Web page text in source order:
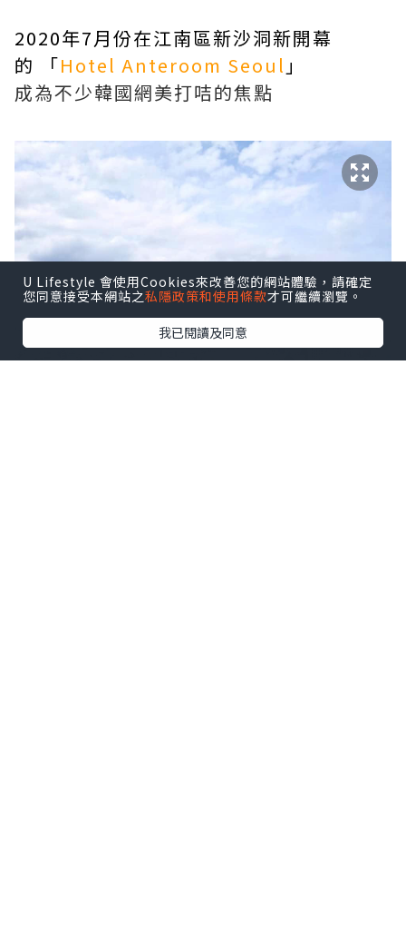
2020年7月份在江南區新沙洞新開幕
的 「Hotel Anteroom Seoul 」
成為不少韓國網美打咭的焦點
U Lifestyle 會使用Cookies來改善您的網站體驗，請確定
您同意接受本網站之私隱政策和使用條款才可繼續瀏覽。
我已閱讀及同意